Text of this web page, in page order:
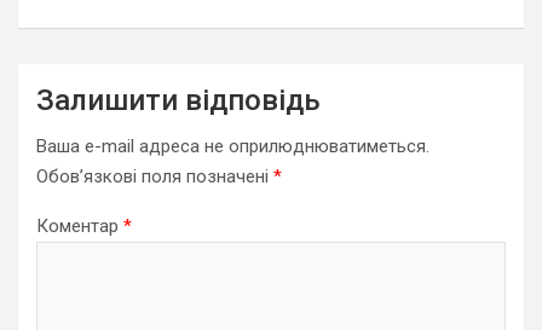
Залишити відповідь
Ваша e-mail адреса не оприлюднюватиметься.
Обов’язкові поля позначені *
Коментар *